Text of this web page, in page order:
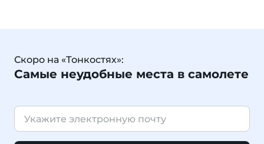
Скоро на «Тонкостях»:
Самые неудобные места в самолете